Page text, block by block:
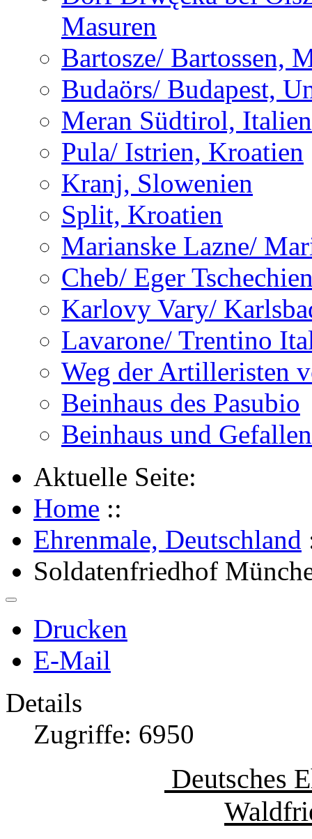
Masuren
Bartosze/ Bartossen,
Budaörs/ Budapest,
Meran Südtirol, Italien
Pula/ Istrien, Kroatien
Kranj, Slowenien
Split, Kroatien
Marianske Lazne/
Cheb/ Eger
Karlovy Vary/
Lavarone/ Trentino
Weg der Artilleristen
Beinhaus des Pasubio
Beinhaus und
Aktuelle Seite:
Home ::
Ehrenmale, Deutschland
Soldatenfriedhof
Drucken
E-Mail
Details
Zugriffe: 6950
Deutsches